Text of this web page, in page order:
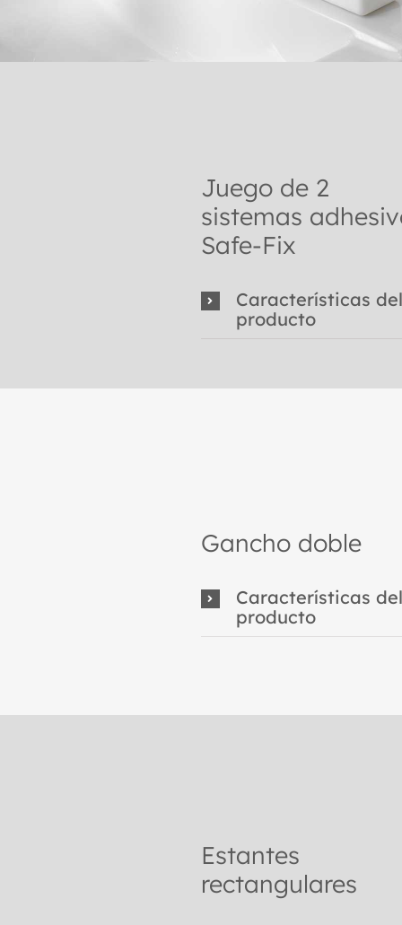
Juego de 2
sistemas
Safe-Fix
Características del
producto
Gancho doble
Características del
producto
Estantes
rectangulares